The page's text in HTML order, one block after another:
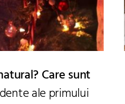
Care sunt
ale primului